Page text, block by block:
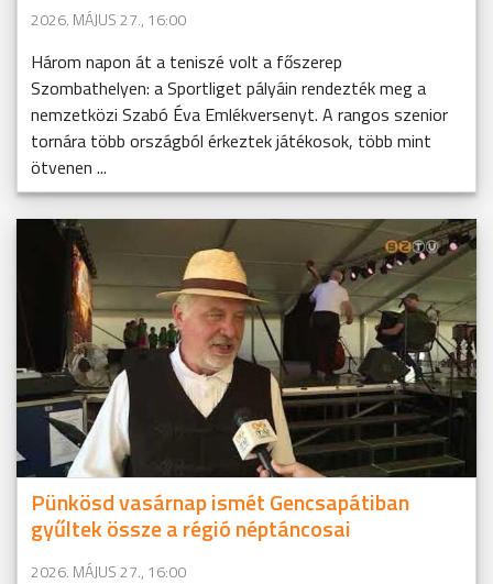
2026. MÁJUS 27., 16:00
Három napon át a teniszé volt a főszerep
Szombathelyen: a Sportliget pályáin rendezték meg a
nemzetközi Szabó Éva Emlékversenyt. A rangos szenior
tornára több országból érkeztek játékosok, több mint
ötvenen ...
Pünkösd vasárnap ismét Gencsapátiban
gyűltek össze a régió néptáncosai
2026. MÁJUS 27., 16:00